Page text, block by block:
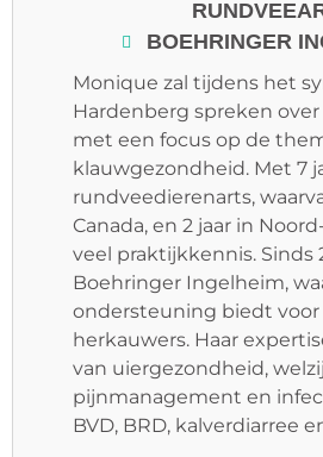
BOEHRINGER
Monique zal tijdens het
Hardenberg spreken
met een focus op de
klauwgezondheid. Met 7
rundveedierenarts,
Canada, en 2 jaar in
veel praktijkkennis. Sinds
Boehringer Ingelheim,
ondersteuning biedt
herkauwers. Haar
van uiergezondheid,
pijnmanagement en
BVD, BRD, kalverdiarree